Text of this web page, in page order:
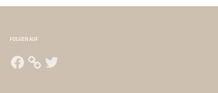
FOLGEN AUF
Facebook Twitter